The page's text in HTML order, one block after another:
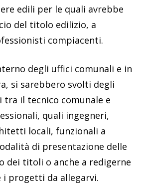
edili per le quali avrebbe
del titolo edilizio, a
compiacenti.
degli uffici comunali e in
si sarebbero svolti degli
il tecnico comunale e
quali ingegneri,
locali, funzionali a
di presentazione delle
dei titoli o anche a redigerne
progetti da allegarvi.